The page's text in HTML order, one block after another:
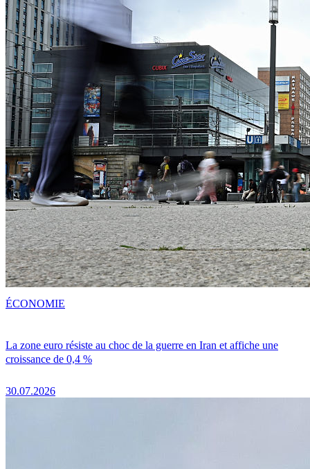
La zone euro résiste au choc de la guerre en Iran et affiche une
croissance de 0,4 %
30.07.2026
ÉCONOMIE